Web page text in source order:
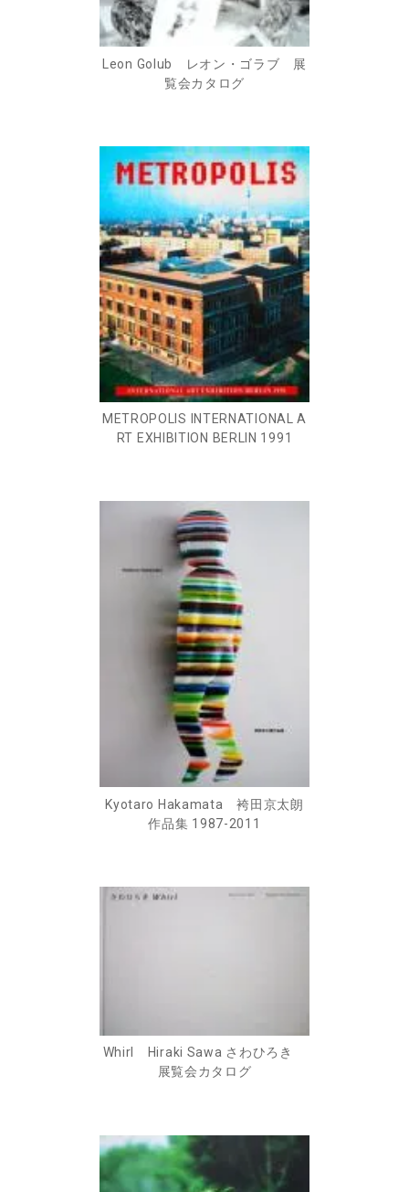
Leon Golub レオン・ゴラブ 展
覧会カタログ
METROPOLIS INTERNATIONAL A
RT EXHIBITION BERLIN 1991
Kyotaro Hakamata 袴田京太朗
作品集 1987-2011
Whirl Hiraki Sawa さわひろき
展覧会カタログ